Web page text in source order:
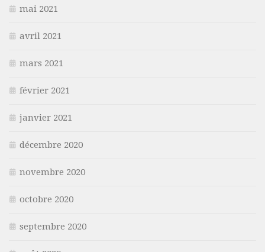
mai 2021
avril 2021
mars 2021
février 2021
janvier 2021
décembre 2020
novembre 2020
octobre 2020
septembre 2020